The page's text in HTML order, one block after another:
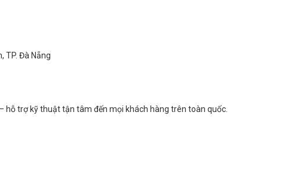
TP. Đà Nẵng
trợ kỹ thuật tận tâm đến mọi khách hàng trên toàn quốc.